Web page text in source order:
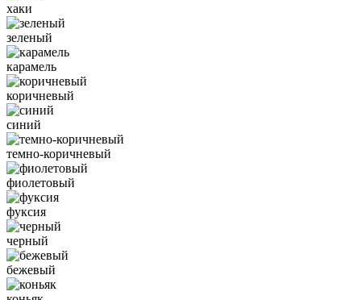
хаки
зеленый
карамель
коричневый
синий
темно-коричневый
фиолетовый
фуксия
черный
бежевый